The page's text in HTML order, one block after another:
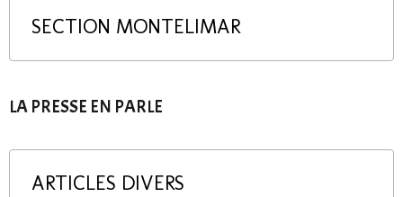
SECTION MONTELIMAR
LA PRESSE EN PARLE
ARTICLES DIVERS